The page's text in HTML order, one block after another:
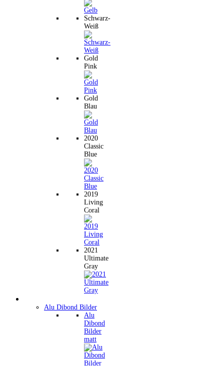
Schwarz-
Weiß
Gold
Pink
Gold
Blau
2020
Classic
Blue
2019
Living
Coral
2021
Ultimate
Gray
Alu Dibond Bilder
Alu
Dibond
Bilder
matt